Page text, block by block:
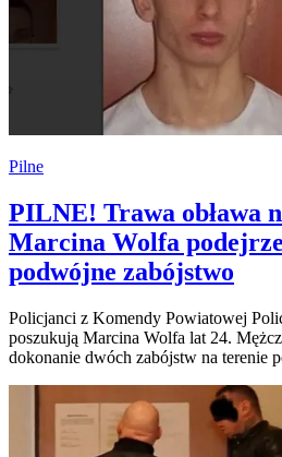
Pilne
PILNE! Trawa obława
Marcina Wolfa
podwójne zabójstwo
Policjanci z Komendy Powiatowej
poszukują Marcina Wolfa lat 24.
dokonanie dwóch zabójstw na terenie